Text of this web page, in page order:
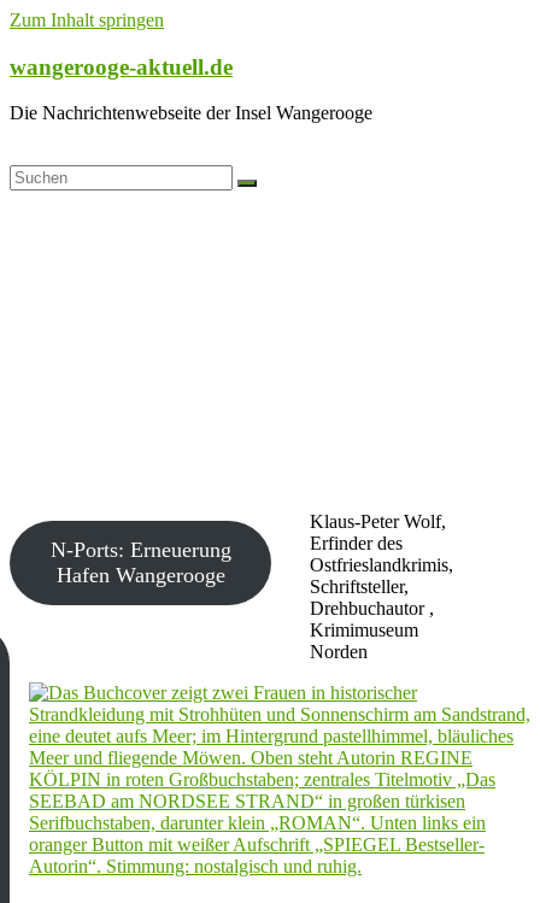
Zum Inhalt springen
wangerooge-aktuell.de
Die Nachrichtenwebseite der Insel Wangerooge
Klaus-Peter Wolf,
Erfinder des
Ostfrieslandkrimis,
Schriftsteller,
Drehbuchautor ,
Krimimuseum
Norden
N-Ports: Erneuerung
Hafen Wangerooge